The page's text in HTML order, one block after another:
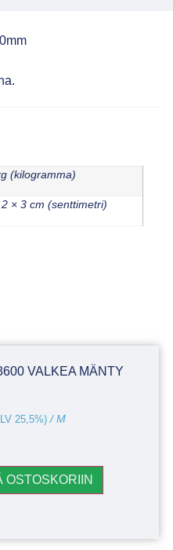
(kilogramma)
× 3 cm (senttimetri)
VALKEA MÄNTY
25,5%) / M
OSTOSKORIIN